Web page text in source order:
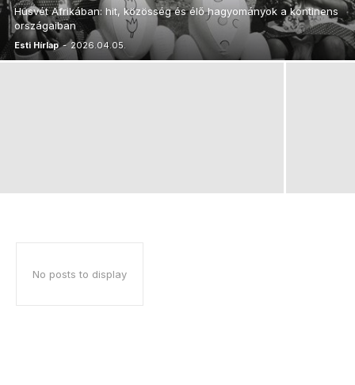
Húsvét Afrikában: hit, közösség és élő hagyományok a kontinens
országaiban
Esti Hírlap - 2026.04.05.
No posts to display